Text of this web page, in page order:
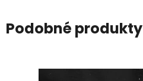
Podobné produkty